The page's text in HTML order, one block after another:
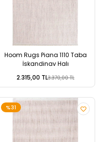
Hoom Rugs Piana 1110 Taba
İskandinav Halı
2.315,00 TL3.370,00 TL
%31